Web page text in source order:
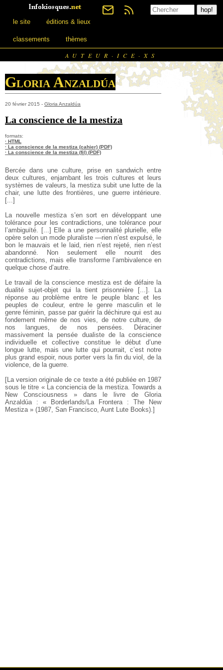
le site éditions & lieux
classements thèmes
AUTEUR·ICE·XS
Gloria Anzaldúa
20 février 2015 - Gloria Anzaldúa
La conscience de la mestiza
formats:
· HTML
· La conscience de la mestiza (cahier) (PDF)
· La conscience de la mestiza (fil) (PDF)
Bercée dans une culture, prise en sandwich entre
deux cultures, enjambant les trois cultures et leurs
systèmes de valeurs, la mestiza subit une lutte de la
chair, une lutte des frontières, une guerre intérieure.
[...]
La nouvelle mestiza s’en sort en développant une
tolérance pour les contradictions, une tolérance pour
l’ambiguïté. [...] Elle a une personnalité plurielle, elle
opère selon un mode pluraliste —rien n’est expulsé, le
bon le mauvais et le laid, rien n’est rejeté, rien n’est
abandonné. Non seulement elle nourrit des
contradictions, mais elle transforme l’ambivalence en
quelque chose d’autre.
Le travail de la conscience mestiza est de défaire la
dualité sujet-objet qui la tient prisonnière [...]. La
réponse au problème entre le peuple blanc et les
peuples de couleur, entre le genre masculin et le
genre féminin, passe par guérir la déchirure qui est au
fondement même de nos vies, de notre culture, de
nos langues, de nos pensées. Déraciner
massivement la pensée dualiste de la conscience
individuelle et collective constitue le début d’une
longue lutte, mais une lutte qui pourrait, c’est notre
plus grand espoir, nous porter vers la fin du viol, de la
violence, de la guerre.
[La version originale de ce texte a été publiée en 1987
sous le titre « La conciencia de la mestiza. Towards a
New Consciousness » dans le livre de Gloria
Anzaldúa : « Borderlands/La Frontera : The New
Mestiza » (1987, San Francisco, Aunt Lute Books).]